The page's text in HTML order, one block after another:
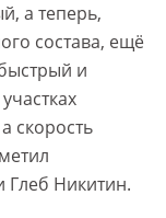
а теперь,
состава, ещё
и
скорость
Глеб Никитин.